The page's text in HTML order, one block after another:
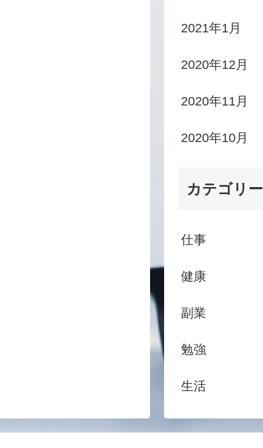
2021年1月
2020年12月
2020年11月
2020年10月
カテゴリー
仕事
健康
副業
勉強
生活